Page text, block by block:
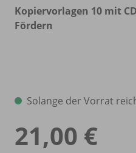
Kopiervorlagen 10 mit
Fördern
Solange der Vorrat
21,00 €